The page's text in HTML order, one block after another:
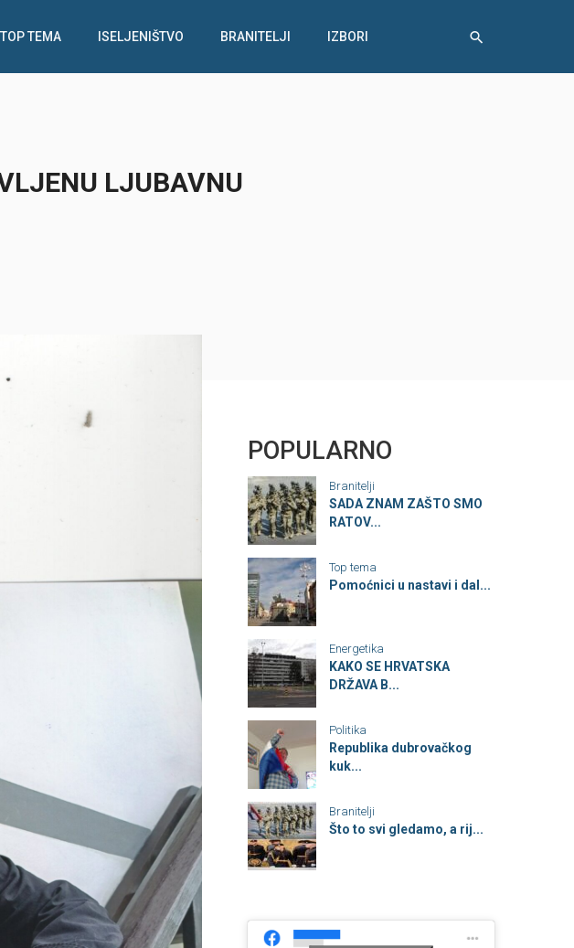
TOP TEMA ISELJENIŠTVO BRANITELJI IZBORI
LJUBAVNU
POPULARNO
Branitelji
SADA ZNAM ZAŠTO SMO
RATOV...
Top tema
Pomoćnici u nastavi i dal...
Energetika
KAKO SE HRVATSKA
DRŽAVA B...
Politika
Republika dubrovačkog
kuk...
Branitelji
Što to svi gledamo, a rij...